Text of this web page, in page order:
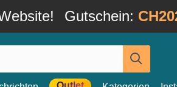
Gutschein: